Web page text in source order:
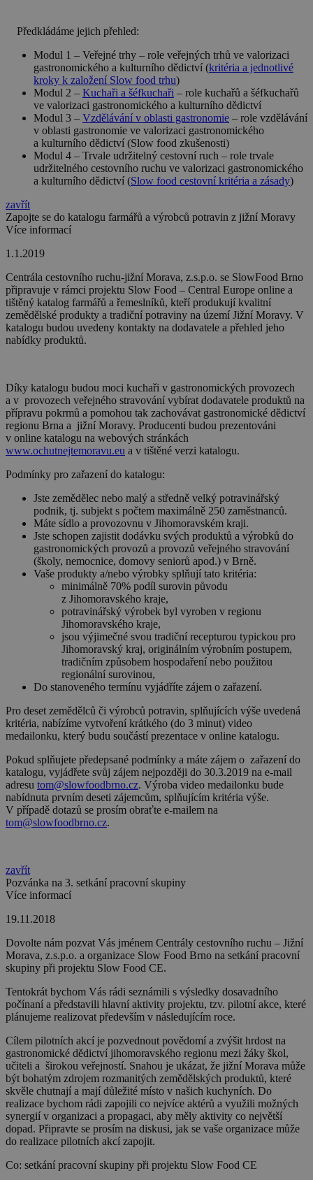
Předkládáme jejich přehled:
Modul 1 – Veřejné trhy – role veřejných trhů ve valorizaci
gastronomického a kulturního dědictví (kritéria a jednotlivé
kroky k založení Slow food trhu)
Modul 2 – Kuchaři a šéfkuchaři – role kuchařů a šéfkuchařů
ve valorizaci gastronomického a kulturního dědictví
Modul 3 – Vzdělávání v oblasti gastronomie – role vzdělávání
v oblasti gastronomie ve valorizaci gastronomického
a kulturního dědictví (Slow food zkušenosti)
Modul 4 – Trvale udržitelný cestovní ruch – role trvale
udržitelného cestovního ruchu ve valorizaci gastronomického
a kulturního dědictví (Slow food cestovní kritéria a zásady)
zavřít
Zapojte se do katalogu farmářů a výrobců potravin z jižní Moravy
Více informací
1.1.2019
Centrála cestovního ruchu-jižní Morava, z.s.p.o. se SlowFood Brno
připravuje v rámci projektu Slow Food – Central Europe online a
tištěný katalog farmářů a řemeslníků, kteří produkují kvalitní
zemědělské produkty a tradiční potraviny na území Jižní Moravy. V
katalogu budou uvedeny kontakty na dodavatele a přehled jeho
nabídky produktů.
Díky katalogu budou moci kuchaři v gastronomických provozech
a v provozech veřejného stravování vybírat dodavatele produktů na
přípravu pokrmů a pomohou tak zachovávat gastronomické dědictví
regionu Brna a jižní Moravy. Producenti budou prezentováni
v online katalogu na webových stránkách
www.ochutnejtemoravu.eu a v tištěné verzi katalogu.
Podmínky pro zařazení do katalogu:
Jste zemědělec nebo malý a středně velký potravinářský
podnik, tj. subjekt s počtem maximálně 250 zaměstnanců.
Máte sídlo a provozovnu v Jihomoravském kraji.
Jste schopen zajistit dodávku svých produktů a výrobků do
gastronomických provozů a provozů veřejného stravování
(školy, nemocnice, domovy seniorů apod.) v Brně.
Vaše produkty a/nebo výrobky splňují tato kritéria:
minimálně 70% podíl surovin původu
z Jihomoravského kraje,
potravinářský výrobek byl vyroben v regionu
Jihomoravského kraje,
jsou výjimečné svou tradiční recepturou typickou pro
Jihomoravský kraj, originálním výrobním postupem,
tradičním způsobem hospodaření nebo použitou
regionální surovinou,
Do stanoveného termínu vyjádříte zájem o zařazení.
Pro deset zemědělců či výrobců potravin, splňujících výše uvedená
kritéria, nabízíme vytvoření krátkého (do 3 minut) video
medailonku, který budu součástí prezentace v online katalogu.
Pokud splňujete předepsané podmínky a máte zájem o zařazení do
katalogu, vyjádřete svůj zájem nejpozději do 30.3.2019 na e-mail
adresu tom@slowfoodbrno.cz. Výroba video medailonku bude
nabídnuta prvním deseti zájemcům, splňujícím kritéria výše.
V případě dotazů se prosím obraťte e-mailem na
tom@slowfoodbrno.cz.
zavřít
Pozvánka na 3. setkání pracovní skupiny
Více informací
19.11.2018
Dovolte nám pozvat Vás jménem Centrály cestovního ruchu – Jižní
Morava, z.s.p.o. a organizace Slow Food Brno na setkání pracovní
skupiny při projektu Slow Food CE.
Tentokrát bychom Vás rádi seznámili s výsledky dosavadního
počínaní a představili hlavní aktivity projektu, tzv. pilotní akce, které
plánujeme realizovat především v následujícím roce.
Cílem pilotních akcí je pozvednout povědomí a zvýšit hrdost na
gastronomické dědictví jihomoravského regionu mezi žáky škol,
učiteli a širokou veřejností. Snahou je ukázat, že jižní Morava může
být bohatým zdrojem rozmanitých zemědělských produktů, které
skvěle chutnají a mají důležité místo v našich kuchyních. Do
realizace bychom rádi zapojili co nejvíce aktérů a využili možných
synergií v organizaci a propagaci, aby měly aktivity co největší
dopad. Připravte se prosím na diskusi, jak se vaše organizace může
do realizace pilotních akcí zapojit.
Co: setkání pracovní skupiny při projektu Slow Food CE